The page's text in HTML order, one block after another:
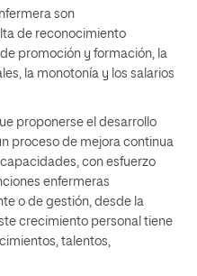
son
de reconocimiento
promoción y formación, la
la monotonía y los salarios
proponerse el desarrollo
proceso de mejora continua
con esfuerzo
enfermeras
o de gestión, desde la
crecimiento personal tiene
talentos,